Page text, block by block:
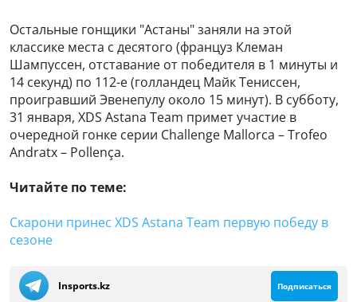
Остальные гонщики "Астаны" заняли на этой
классике места с десятого (француз Клеман
Шампуссен, отставание от победителя в 1 минуты и
14 секунд) по 112-е (голландец Майк Тениссен,
проигравший Эвенепулу около 15 минут). В субботу,
31 января, XDS Astana Team примет участие в
очередной гонке серии Challenge Mallorca – Trofeo
Andratx – Pollença.
Читайте по теме:
Скарони принес XDS Astana Team первую победу в
сезоне
Insports.kz Подписаться